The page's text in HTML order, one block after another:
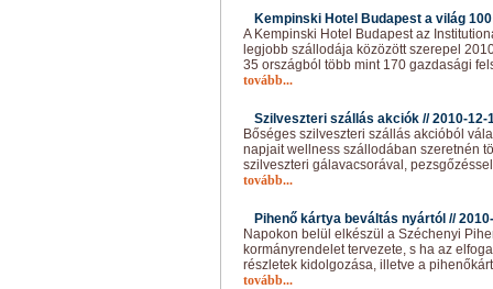
Kempinski Hotel Budapest a világ
A Kempinski Hotel Budapest az
legjobb szállodája közözött szerepel
35 országból több mint 170 gazdasági
tovább...
Szilveszteri szállás akciók //2010-12-
Bőséges szilveszteri szállás akcióból
napjait wellness szállodában szeretnén
szilveszteri gálavacsorával,
tovább...
Pihenő kártya beváltás nyártól //
Napokon belül elkészül a Széchenyi
kormányrendelet tervezete, s ha az
részletek kidolgozása, illetve a
tovább...